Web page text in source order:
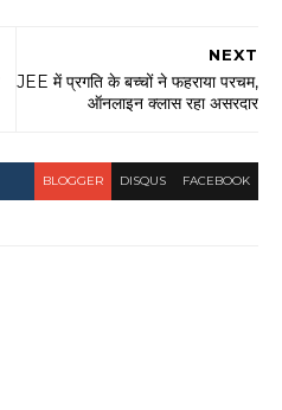
NEXT
JEE में प्रगति के बच्चों ने फहराया परचम,
ऑनलाइन क्लास रहा असरदार
BLOGGER DISQUS FACEBOOK